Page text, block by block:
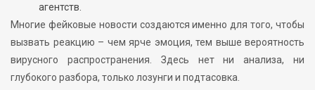
агентств.
Многие фейковые новости создаются именно для того, чтобы
вызвать реакцию – чем ярче эмоция, тем выше вероятность
вирусного распространения. Здесь нет ни анализа, ни
глубокого разбора, только лозунги и подтасовка.